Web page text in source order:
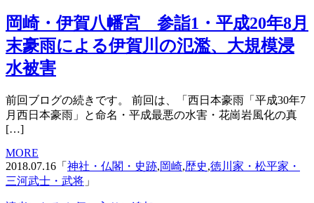
岡崎・伊賀八幡宮 参詣1・平成20年8月
末豪雨による伊賀川の氾濫、大規模浸
水被害
前回ブログの続きです。 前回は、「西日本豪雨「平成30年7
月西日本豪雨」と命名・平成最悪の水害・花崗岩風化の真
[…]
MORE
2018.07.16「 神社・仏閣・史跡,岡崎,歴史,徳川家・松平家・
三河武士・武将 」